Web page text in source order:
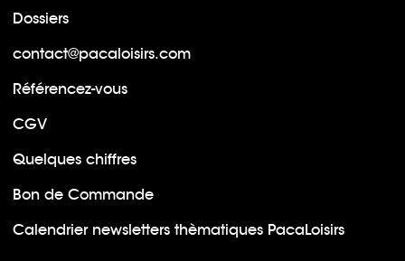
Dossiers
contact@pacaloisirs.com
Référencez-vous
CGV
Quelques chiffres
Bon de Commande
Calendrier newsletters thèmatiques PacaLoisirs